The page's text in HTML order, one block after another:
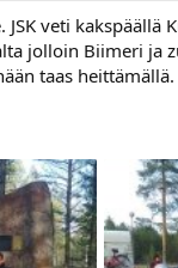
JSK veti
jolloin Biimeri ja
taas